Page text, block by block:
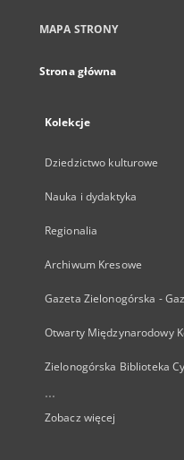
MAPA STRONY
Strona główna
Kolekcje
Dziedzictwo kulturowe
Nauka i dydaktyka
Regionalia
Archiwum Kresowe
Gazeta Zielonogórska -
Otwarty Międzynarodowy
Zielonogórska Biblioteka
...
Zobacz więcej